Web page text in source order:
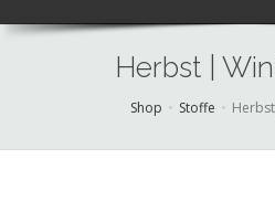
Herbst |
Shop Stoffe